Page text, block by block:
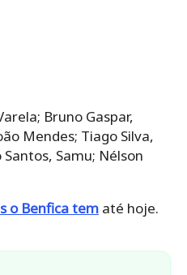
Bruno Gaspar,
Mendes; Tiago Silva,
Samu; Nélson
o Benfica tem até hoje.